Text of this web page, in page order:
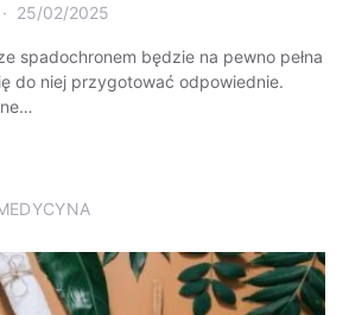
25/02/2025
spadochronem będzie na pewno pełna
do niej przygotować odpowiednie.